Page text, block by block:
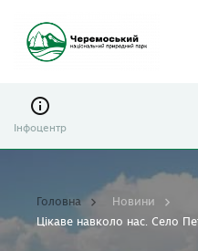
Інфоцентр
Головна
Новини
Цікаве навколо нас. Село